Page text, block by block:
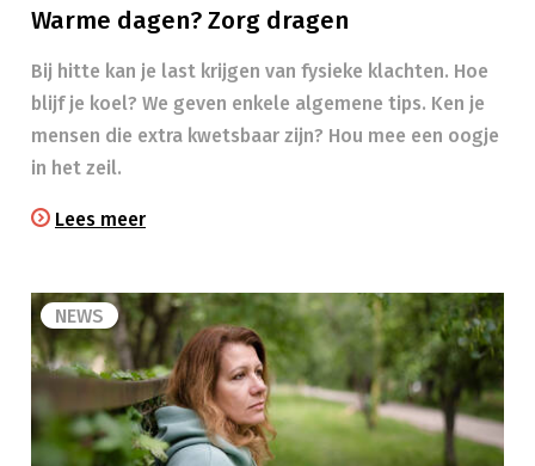
Warme dagen? Zorg dragen
Bij hitte kan je last krijgen van fysieke klachten. Hoe
blijf je koel? We geven enkele algemene tips. Ken je
mensen die extra kwetsbaar zijn? Hou mee een oogje
in het zeil.​
Lees meer
NEWS